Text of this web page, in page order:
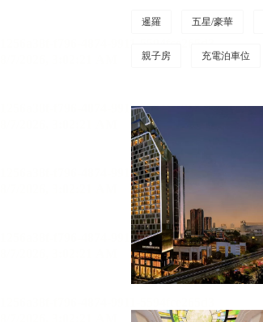
暹羅 五星/豪華
親子房 充電泊車位